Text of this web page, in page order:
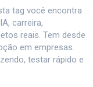
tag você encontra
carreira,
reais. Tem desde
em empresas.
testar rápido e